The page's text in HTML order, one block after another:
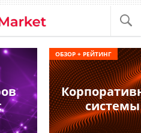
системы
ОБЗОР + РЕЙТИНГ